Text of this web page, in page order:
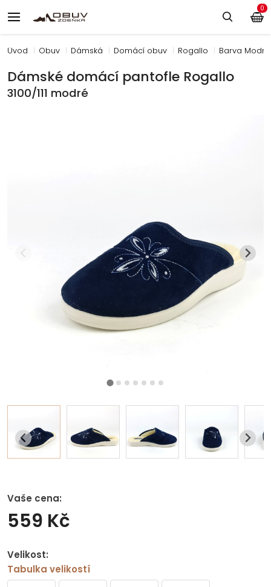
Úvod Obuv Dámská Domácí obuv Rogallo Barva Modrá
Dámské domácí pantofle Rogallo
3100/111 modré
Vaše cena:
559 Kč
Velikost:
Tabulka velikostí
0